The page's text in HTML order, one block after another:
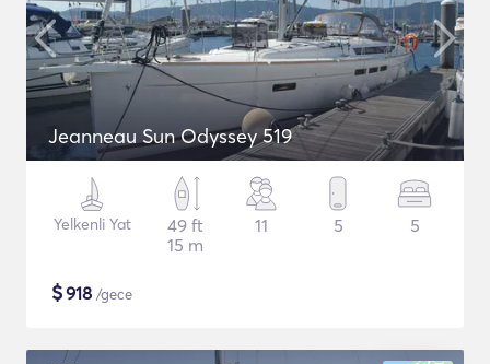
Jeanneau Sun Odyssey 519
Yelkenli Yat
49 ft
15 m
11 5 5
$918 /gece